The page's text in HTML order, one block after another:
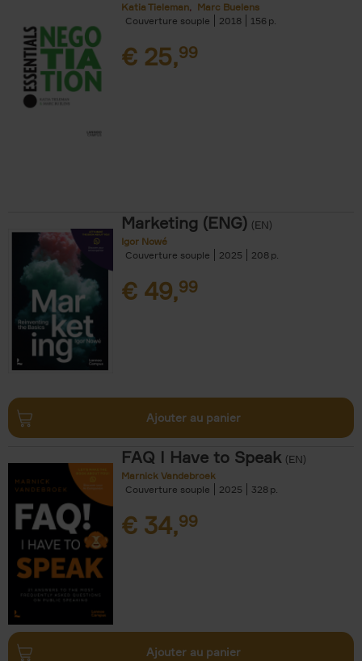
Katia Tieleman
Marc Buelens
Couverture souple
2018 156
€ 25,99
Marketing (ENG) (EN)
Igor Nowé
Couverture souple
2025 208
€ 49,99
Ajouter au panier
FAQ I Have to Speak (EN)
Marnick Vandebroek
Couverture souple
2025 328
€ 34,99
Ajouter au panier